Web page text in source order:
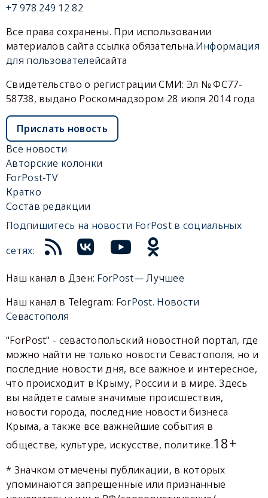
+7 978 249 12 82
Все права сохранены. При использовании
материалов сайта ссылка обязательна.Информация
для пользователейсайта
Свидетельство о регистрации СМИ: Эл № ФС77-
58738, выдано Роскомнадзором 28 июля 2014 года
Прислать новость
Все новости
Авторские колонки
ForPost-TV
Кратко
Состав редакции
Подпишитесь на новости ForPost в социальных
сетях:
Наш канал в Дзен: ForPost— Лучшее
Наш канал в Telegram: ForPost. Новости
Севастополя
"ForPost" - севастопольский новостной портал, где
можно найти не только новости Севастополя, но и
последние новости дня, все важное и интересное,
что происходит в Крыму, России и в мире. Здесь
вы найдете самые значимые происшествия,
новости города, последние новости бизнеса
Крыма, а также все важнейшие события в
обществе, культуре, искусстве, политике.18+
* Значком отмечены публикации, в которых
упоминаются запрещенные или признанные